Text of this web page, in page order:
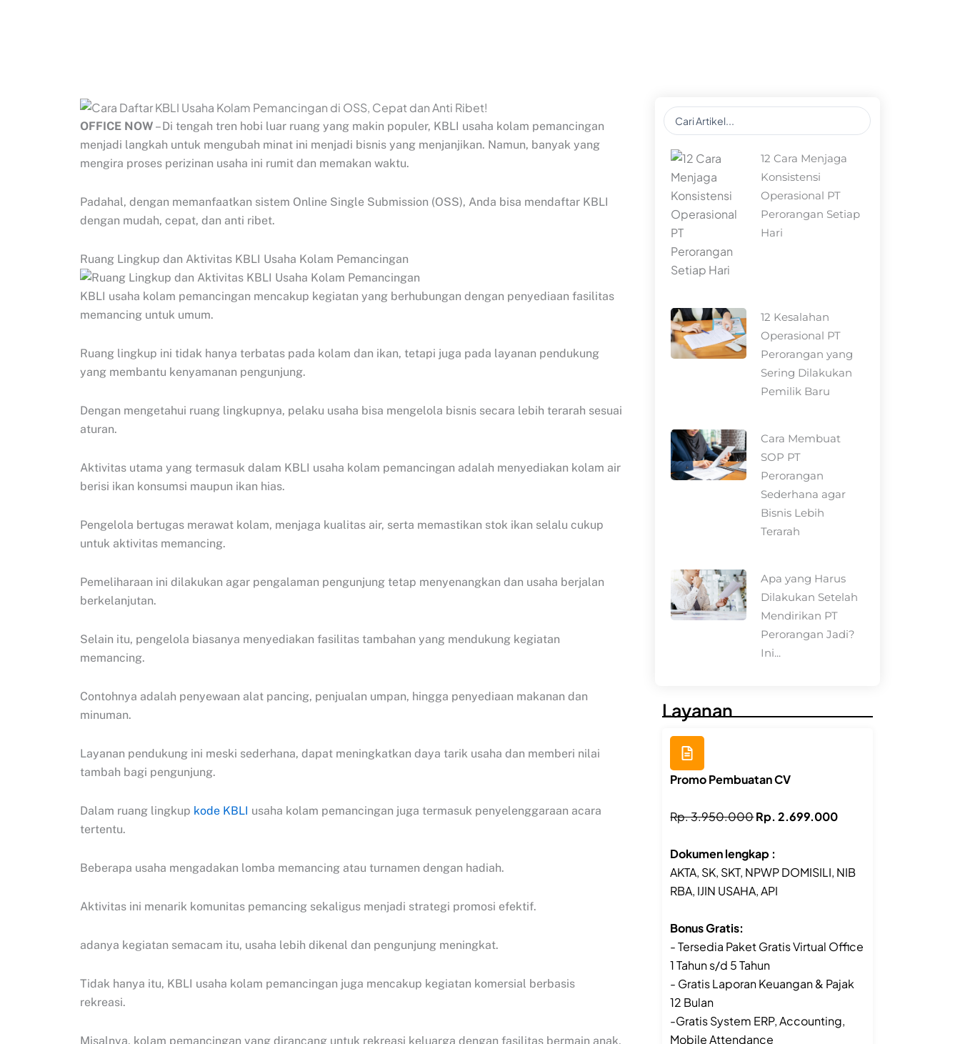
OFFICE NOW – Di tengah tren hobi luar ruang yang makin populer, KBLI usaha kolam pemancingan
menjadi langkah untuk mengubah minat ini menjadi bisnis yang menjanjikan. Namun, banyak yang
mengira proses perizinan usaha ini rumit dan memakan waktu.
Padahal, dengan memanfaatkan sistem Online Single Submission (OSS), Anda bisa mendaftar KBLI
dengan mudah, cepat, dan anti ribet.
Ruang Lingkup dan Aktivitas KBLI Usaha Kolam Pemancingan
KBLI usaha kolam pemancingan mencakup kegiatan yang berhubungan dengan penyediaan fasilitas
memancing untuk umum.
Ruang lingkup ini tidak hanya terbatas pada kolam dan ikan, tetapi juga pada layanan pendukung
yang membantu kenyamanan pengunjung.
Dengan mengetahui ruang lingkupnya, pelaku usaha bisa mengelola bisnis secara lebih terarah sesuai
aturan.
Aktivitas utama yang termasuk dalam KBLI usaha kolam pemancingan adalah menyediakan kolam air
berisi ikan konsumsi maupun ikan hias.
Pengelola bertugas merawat kolam, menjaga kualitas air, serta memastikan stok ikan selalu cukup
untuk aktivitas memancing.
Pemeliharaan ini dilakukan agar pengalaman pengunjung tetap menyenangkan dan usaha berjalan
berkelanjutan.
Selain itu, pengelola biasanya menyediakan fasilitas tambahan yang mendukung kegiatan
memancing.
Contohnya adalah penyewaan alat pancing, penjualan umpan, hingga penyediaan makanan dan
minuman.
Layanan pendukung ini meski sederhana, dapat meningkatkan daya tarik usaha dan memberi nilai
tambah bagi pengunjung.
Dalam ruang lingkup kode KBLI usaha kolam pemancingan juga termasuk penyelenggaraan acara
tertentu.
Beberapa usaha mengadakan lomba memancing atau turnamen dengan hadiah.
Aktivitas ini menarik komunitas pemancing sekaligus menjadi strategi promosi efektif.
adanya kegiatan semacam itu, usaha lebih dikenal dan pengunjung meningkat.
Tidak hanya itu, KBLI usaha kolam pemancingan juga mencakup kegiatan komersial berbasis
rekreasi.
Misalnya, kolam pemancingan yang dirancang untuk rekreasi keluarga dengan fasilitas bermain anak,
Search
...
12 Cara Menjaga
Konsistensi
Operasional PT
Perorangan Setiap
Hari
12 Kesalahan
Operasional PT
Perorangan yang
Sering Dilakukan
Pemilik Baru
Cara Membuat
SOP PT
Perorangan
Sederhana agar
Bisnis Lebih
Terarah
Apa yang Harus
Dilakukan Setelah
Mendirikan PT
Perorangan Jadi?
Ini...
Layanan
Promo Pembuatan CV
Rp. 3.950.000Rp. 2.699.000
Dokumen lengkap :
AKTA, SK, SKT, NPWP DOMISILI, NIB
RBA, IJIN USAHA, API
Bonus Gratis:
- Tersedia Paket Gratis Virtual Office
1 Tahun s/d 5 Tahun
- Gratis Laporan Keuangan & Pajak
12 Bulan
-Gratis System ERP, Accounting,
Mobile Attendance